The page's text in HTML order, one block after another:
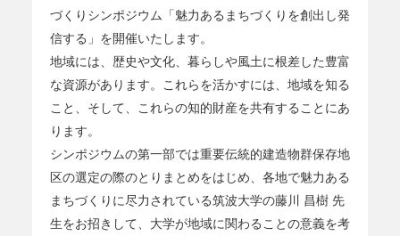
づくりシンポジウム「魅力あるまちづくりを創出し発
信する」を開催いたします。
地域には、歴史や文化、暮らしや風土に根差した豊富
な資源があります。これらを活かすには、地域を知る
こと、そして、これらの知的財産を共有することにあ
ります。
シンポジウムの第一部では重要伝統的建造物群保存地
区の選定の際のとりまとめをはじめ、各地で魅力ある
まちづくりに尽力されている筑波大学の藤川 昌樹 先
生をお招きして、大学が地域に関わることの意義を考